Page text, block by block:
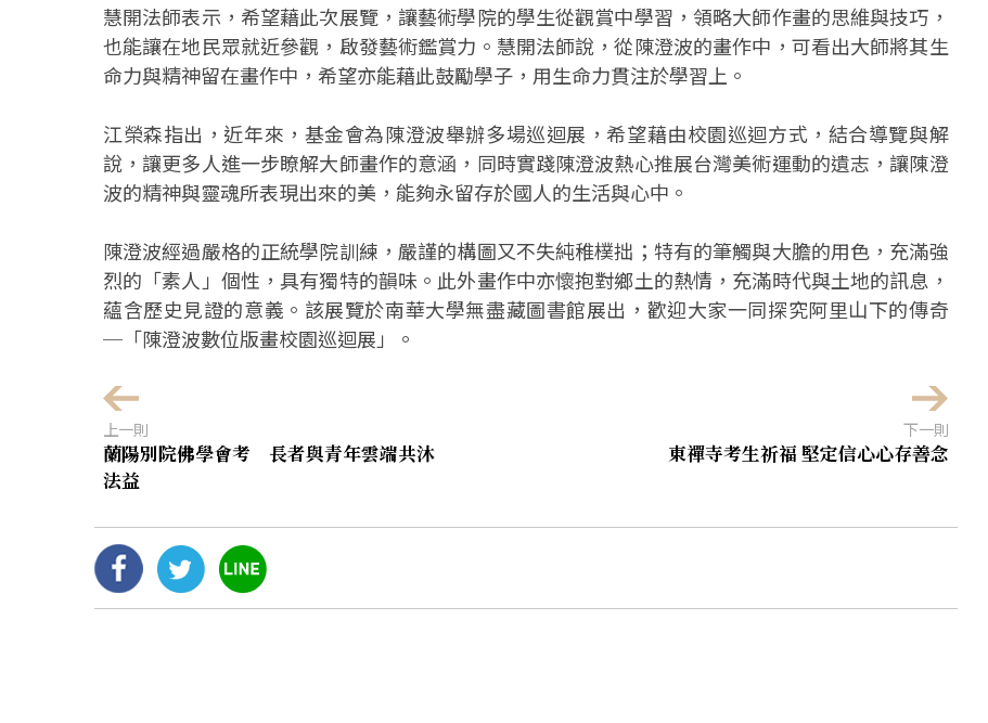
慧開法師表示，希望藉此次展覽，讓藝術學院的學生從觀賞中學習，領略大師作畫的思維與技巧，
也能讓在地民眾就近參觀，啟發藝術鑑賞力。慧開法師說，從陳澄波的畫作中，可看出大師將其生
命力與精神留在畫作中，希望亦能藉此鼓勵學子，用生命力貫注於學習上。
江榮森指出，近年來，基金會為陳澄波舉辦多場巡迴展，希望藉由校園巡迴方式，結合導覽與解
說，讓更多人進一步瞭解大師畫作的意涵，同時實踐陳澄波熱心推展台灣美術運動的遺志，讓陳澄
波的精神與靈魂所表現出來的美，能夠永留存於國人的生活與心中。
陳澄波經過嚴格的正統學院訓練，嚴謹的構圖又不失純稚樸拙；特有的筆觸與大膽的用色，充滿強
烈的「素人」個性，具有獨特的韻味。此外畫作中亦懷抱對鄉土的熱情，充滿時代與土地的訊息，
蘊含歷史見證的意義。該展覽於南華大學無盡藏圖書館展出，歡迎大家一同探究阿里山下的傳奇
─「陳澄波數位版畫校園巡迴展」。
上一則
蘭陽別院佛學會考 長者與青年雲端共沐
法益
下一則
東禪寺考生祈福 堅定信心心存善念